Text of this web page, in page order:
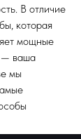
В отличие
которая
мощные
— ваша
мы